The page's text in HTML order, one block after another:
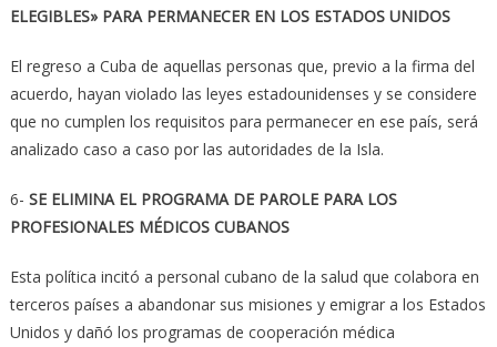
ELEGIBLES» PARA PERMANECER EN LOS ESTADOS UNIDOS
El regreso a Cuba de aquellas personas que, previo a la firma del
acuerdo, hayan violado las leyes estadounidenses y se considere
que no cumplen los requisitos para permanecer en ese país, será
analizado caso a caso por las autoridades de la Isla.
6- SE ELIMINA EL PROGRAMA DE PAROLE PARA LOS
PROFESIONALES MÉDICOS CUBANOS
Esta política incitó a personal cubano de la salud que colabora en
terceros países a abandonar sus misiones y emigrar a los Estados
Unidos y dañó los programas de cooperación médica